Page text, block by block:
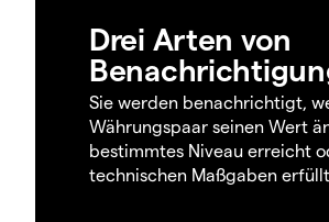
Drei Arten von
Sie werden benachrichtigt,
Währungspaar seinen Wert
bestimmtes Niveau erreicht
technischen Maßgaben erfüllt